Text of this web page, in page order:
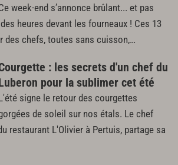
week-end s’annonce brûlant... et pas
heures devant les fourneaux ! Ces 13
des chefs, toutes sans cuisson,…
: les secrets d'un chef du
pour la sublimer cet été
signe le retour des courgettes
de soleil sur nos étals. Le chef
restaurant L'Olivier à Pertuis, partage sa